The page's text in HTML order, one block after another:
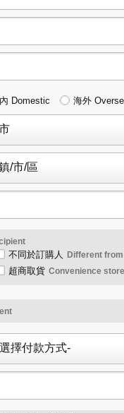
Domestic 海外
不同於訂購人 Different
超商取貨 Convenience